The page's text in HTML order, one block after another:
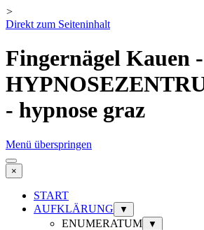
>
Direkt zum Seiteninhalt
Fingernägel Kauen
- hypnose graz
Menü überspringen
×
START
AUFKLÄRUNG
▼
ENUMERATUM ▼